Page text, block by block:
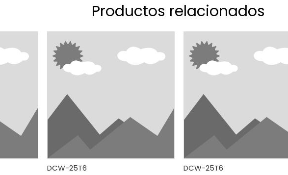
Productos relacionados
DCW-25T6 DCW-25T6